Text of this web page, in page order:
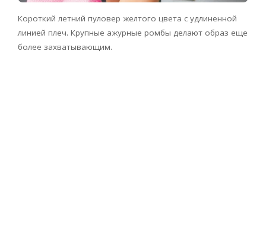
Короткий летний пуловер желтого цвета с удлиненной
линией плеч. Крупные ажурные ромбы делают образ еще
более захватывающим.